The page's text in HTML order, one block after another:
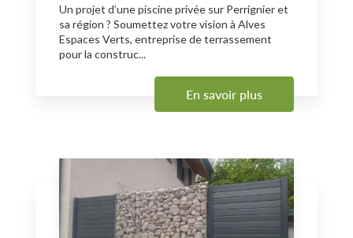
Un projet d’une piscine privée sur Perrignier et
sa région ? Soumettez votre vision à Alves
Espaces Verts, entreprise de terrassement
pour la construc...
En savoir plus